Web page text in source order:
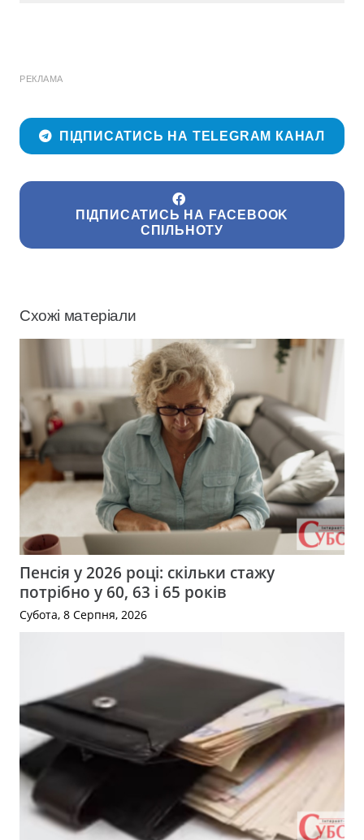
РЕКЛАМА
ПІДПИСАТИСЬ НА TELEGRAM КАНАЛ
ПІДПИСАТИСЬ НА FACEBOOK
СПІЛЬНОТУ
Схожі матеріали
Пенсія у 2026 році: скільки стажу
потрібно у 60, 63 і 65 років
Субота, 8 Серпня, 2026